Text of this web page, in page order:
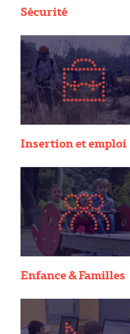
Sécurité
Insertion et emploi
Enfance & Familles